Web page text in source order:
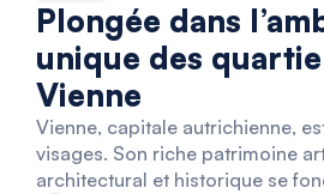
Plongée dans
unique des
Vienne
Vienne, capitale autrichienne,
visages. Son riche patrimoine
architectural et historique se